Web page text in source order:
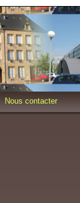
Nous contacter